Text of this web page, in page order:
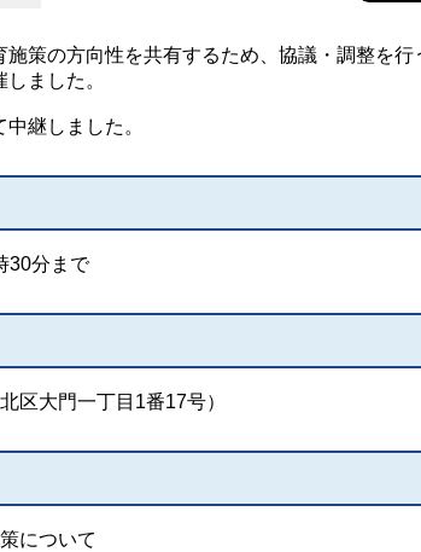
策の方向性を共有するため、協議・調整を行
ました。
継しました。
30分まで
大門一丁目1番17号）
について